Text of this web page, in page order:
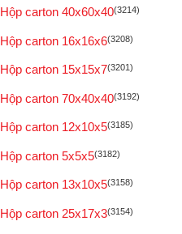
Hộp carton 40x60x40(3214)
Hộp carton 16x16x6(3208)
Hộp carton 15x15x7(3201)
Hộp carton 70x40x40(3192)
Hộp carton 12x10x5(3185)
Hộp carton 5x5x5(3182)
Hộp carton 13x10x5(3158)
Hộp carton 25x17x3(3154)